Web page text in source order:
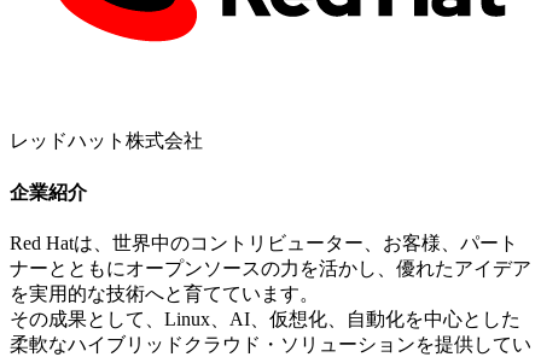
レッドハット株式会社
企業紹介
Red Hatは、世界中のコントリビューター、お客様、パート
ナーとともにオープンソースの力を活かし、優れたアイデア
を実用的な技術へと育てています。
その成果として、Linux、AI、仮想化、自動化を中心とした
柔軟なハイブリッドクラウド・ソリューションを提供してい